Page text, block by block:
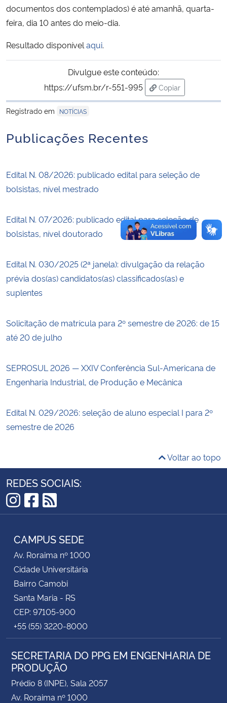
Ministério da Mulher, da Família e dos Direitos Humanos
Secretaria-Geral
Planalto
documentos dos contemplados) é até amanhã, quarta-
feira, dia 10 antes do meio-dia.
Resultado disponível aqui.
Divulgue este conteúdo:
https://ufsm.br/r-551-995
Copiar
para área de
Registrado em
NOTÍCIAS
Publicações Recentes
Edital N. 08/2026: publicado edital para seleção de
bolsistas, nível mestrado
Edital N. 07/2026: publicado edital para seleção de
bolsistas, nível doutorado
Edital N. 030/2025 (2ª janela): divulgação da relação
prévia dos(as) candidatos(as) classificados(as) e
suplentes
Solicitação de matrícula para 2º semestre de 2026: de 15
até 20 de julho
SEPROSUL 2026 — XXIV Conferência Sul-Americana de
Engenharia Industrial, de Produção e Mecânica
Edital N. 029/2026: seleção de aluno especial I para 2º
semestre de 2026
Voltar ao topo
REDES SOCIAIS:
Instagram
Facebook
RSS
CAMPUS SEDE
Av. Roraima nº 1000
Cidade Universitária
Bairro Camobi
Santa Maria - RS
CEP: 97105-900
+55 (55) 3220-8000
SECRETARIA DO PPG EM ENGENHARIA DE
PRODUÇÃO
Prédio 8 (INPE), Sala 2057
Av. Roraima nº 1000